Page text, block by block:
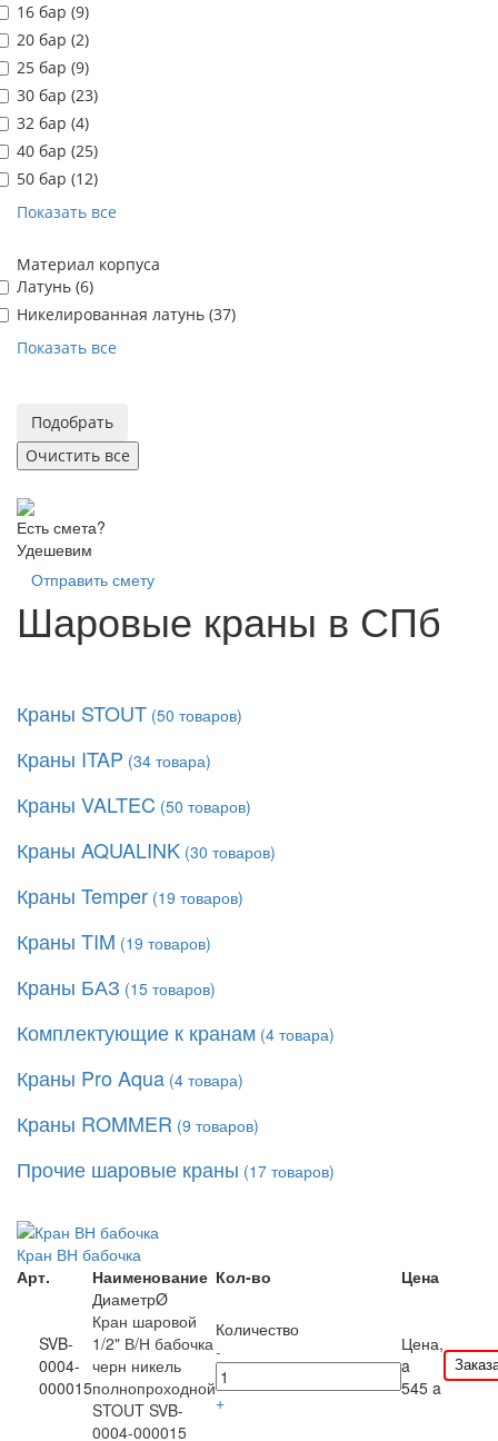
16 бар (9)
20 бар (2)
25 бар (9)
30 бар (23)
32 бар (4)
40 бар (25)
50 бар (12)
Показать все
Материал корпуса
Латунь (6)
Никелированная латунь (37)
Показать все
Есть смета?
Удешевим
Отправить смету
Шаровые краны в СПб
Краны STOUT (50 товаров)
Краны ITAP (34 товара)
Краны VALTEC (50 товаров)
Краны AQUALINK (30 товаров)
Краны Temper (19 товаров)
Краны TIM (19 товаров)
Краны БАЗ (15 товаров)
Комплектующие к кранам (4 товара)
Краны Pro Aqua (4 товара)
Краны ROMMER (9 товаров)
Прочие шаровые краны (17 товаров)
Кран ВН бабочка
Арт.
Наименование Кол-во Цена
SVB-
0004-
000015
ДиаметрØ
Кран шаровой
1/2" В/Н бабочка
черн никель
полнопроходной
STOUT SVB-
0004-000015
Количество
-
+
Цена,
a
545 a